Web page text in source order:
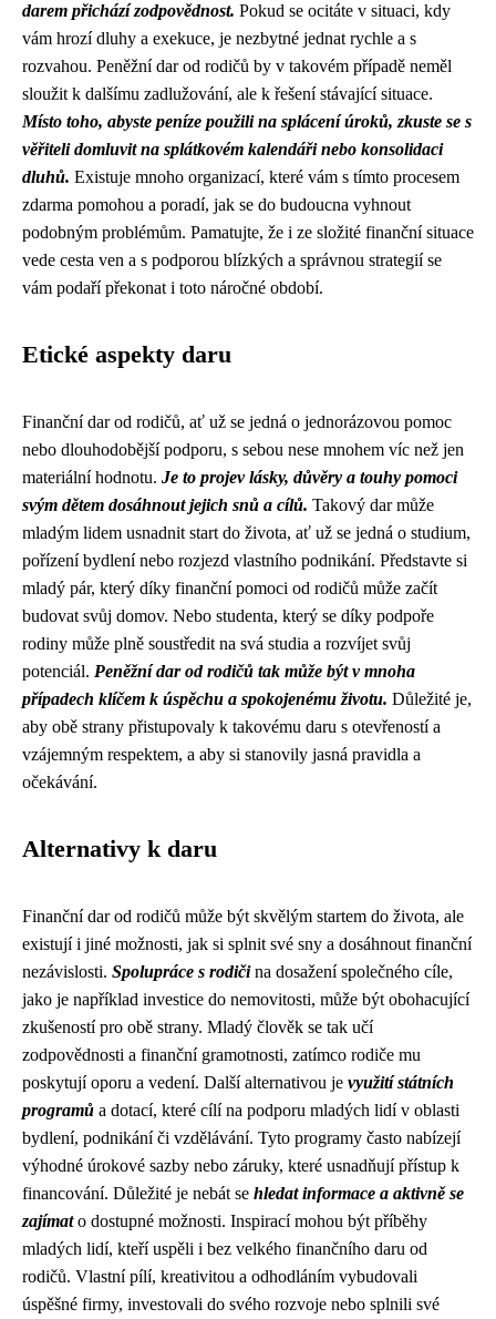
darem přichází zodpovědnost. Pokud se ocitáte v situaci, kdy
vám hrozí dluhy a exekuce, je nezbytné jednat rychle a s
rozvahou. Peněžní dar od rodičů by v takovém případě neměl
sloužit k dalšímu zadlužování, ale k řešení stávající situace.
Místo toho, abyste peníze použili na splácení úroků, zkuste se s
věřiteli domluvit na splátkovém kalendáři nebo konsolidaci
dluhů. Existuje mnoho organizací, které vám s tímto procesem
zdarma pomohou a poradí, jak se do budoucna vyhnout
podobným problémům. Pamatujte, že i ze složité finanční situace
vede cesta ven a s podporou blízkých a správnou strategií se
vám podaří překonat i toto náročné období.
Etické aspekty daru
Finanční dar od rodičů, ať už se jedná o jednorázovou pomoc
nebo dlouhodobější podporu, s sebou nese mnohem víc než jen
materiální hodnotu. Je to projev lásky, důvěry a touhy pomoci
svým dětem dosáhnout jejich snů a cílů. Takový dar může
mladým lidem usnadnit start do života, ať už se jedná o studium,
pořízení bydlení nebo rozjezd vlastního podnikání. Představte si
mladý pár, který díky finanční pomoci od rodičů může začít
budovat svůj domov. Nebo studenta, který se díky podpoře
rodiny může plně soustředit na svá studia a rozvíjet svůj
potenciál. Peněžní dar od rodičů tak může být v mnoha
případech klíčem k úspěchu a spokojenému životu. Důležité je,
aby obě strany přistupovaly k takovému daru s otevřeností a
vzájemným respektem, a aby si stanovily jasná pravidla a
očekávání.
Alternativy k daru
Finanční dar od rodičů může být skvělým startem do života, ale
existují i ​​jiné možnosti, jak si splnit své sny a dosáhnout finanční
nezávislosti. Spolupráce s rodičina dosažení společného cíle,
jako je například investice do nemovitosti, může být obohacující
zkušeností pro obě strany. Mladý člověk se tak učí
zodpovědnosti a finanční gramotnosti, zatímco rodiče mu
poskytují oporu a vedení. Další alternativou je využití státních
programů a dotací, které cílí na podporu mladých lidí v oblasti
bydlení, podnikání či vzdělávání. Tyto programy často nabízejí
výhodné úrokové sazby nebo záruky, které usnadňují přístup k
financování. Důležité je nebát se hledat informace a aktivně se
zajímato dostupné možnosti. Inspirací mohou být příběhy
mladých lidí, kteří uspěli i bez velkého finančního daru od
rodičů. Vlastní pílí, kreativitou a odhodláním vybudovali
úspěšné firmy, investovali do svého rozvoje nebo splnili své